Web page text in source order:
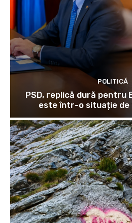
POLITICĂ
PSD, replică dură pentru
este într-o situație